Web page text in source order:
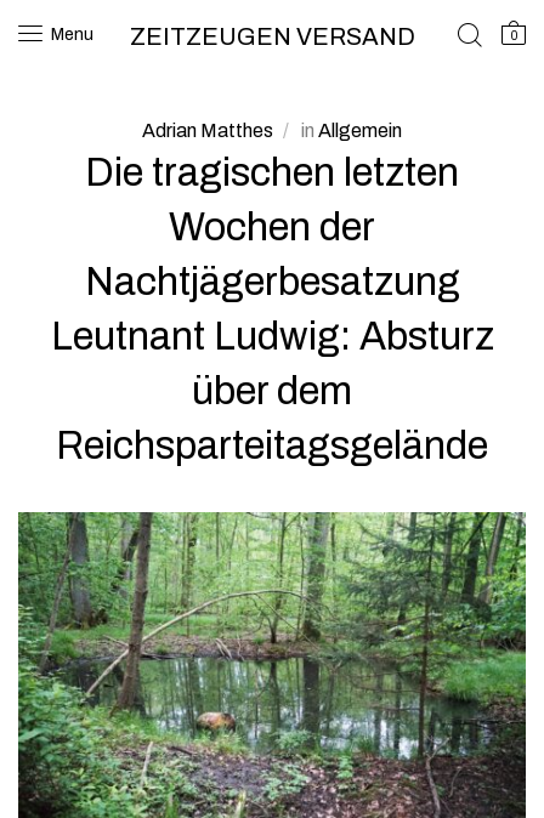
Menu ZEITZEUGEN VERSAND 0
Adrian Matthes in Allgemein
Die tragischen letzten
Wochen der
Nachtjägerbesatzung
Leutnant Ludwig: Absturz
über dem
Reichsparteitagsgelände